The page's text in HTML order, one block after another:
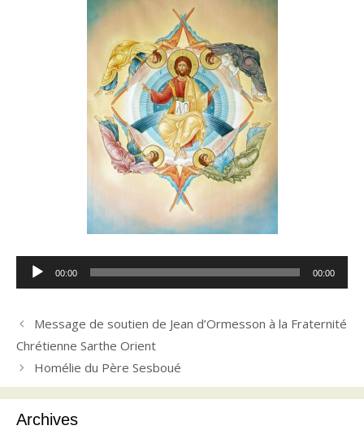
Lecteur
audio
00:00 00:00
Message de soutien de Jean d’Ormesson à la Fraternité
Chrétienne Sarthe Orient
Homélie du Père Sesboué
Archives